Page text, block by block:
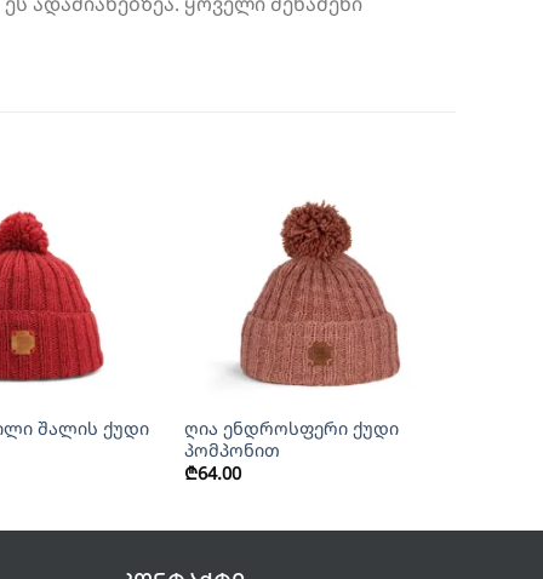
შალის ქუდი
ღია ენდროსფერი ქუდი
პომპონით
₾64.00